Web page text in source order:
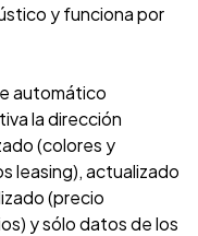
y funciona por
automático
la dirección
(colores y
leasing), actualizado
(precio
y sólo datos de los